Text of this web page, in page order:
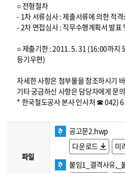
○ 전형절차
- 1차 서류심사 : 제출서류에 의한 적
- 2차 면접심사 : 직무수행계획서 발표
○ 제출기한 : 2011. 5. 31 (16:00까지
등기우편)
자세한 사항은 첨부물을 참조하시기
기타 궁금하신 사항은 담당자에게 문
* 한국철도공사 본사 인사처 ☎ 042)
파일
공고문2.hwp
다운로드
미
붙임1_결격사유,_